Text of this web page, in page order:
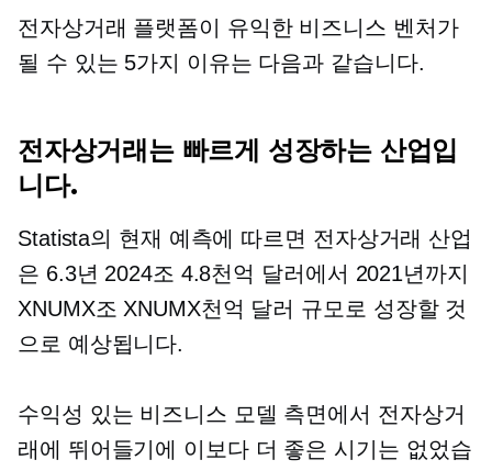
전자상거래 플랫폼이 유익한 비즈니스 벤처가
될 수 있는 5가지 이유는 다음과 같습니다.
전자상거래는 빠르게 성장하는 산업입
니다.
Statista의 현재 예측에 따르면 전자상거래 산업
은 6.3년 2024조 4.8천억 달러에서 2021년까지
XNUMX조 XNUMX천억 달러 규모로 성장할 것
으로 예상됩니다.
수익성 있는 비즈니스 모델 측면에서 전자상거
래에 뛰어들기에 이보다 더 좋은 시기는 없었습